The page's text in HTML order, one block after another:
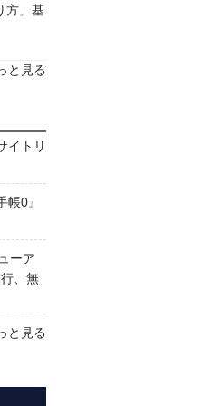
方」基
と見る
イトリ
帳0』
ーア
、無
と見る